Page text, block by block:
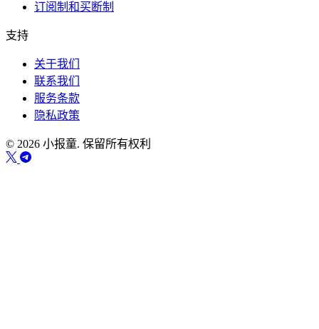
订阅制和买断制
支持
关于我们
联系我们
服务条款
隐私政策
© 2026 小报童. 保留所有权利